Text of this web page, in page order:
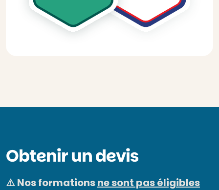
Obtenir un devis
⚠️ Nos formationsne sont pas éligibles